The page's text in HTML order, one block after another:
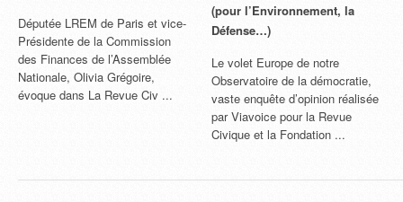
Députée LREM de Paris et vice-
Présidente de la Commission
des Finances de l’Assemblée
Nationale, Olivia Grégoire,
évoque dans La Revue Civ ...
(pour l’Environnement, la
Défense…)
Le volet Europe de notre
Observatoire de la démocratie,
vaste enquête d’opinion réalisée
par Viavoice pour la Revue
Civique et la Fondation ...